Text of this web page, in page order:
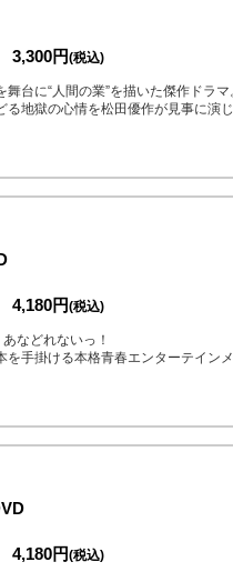
3,300円(税込)
台に“人間の業”を描いた傑作ドラマ
る地獄の心情を松田優作が見事に演じ
4,180円(税込)
などれないっ！
を手掛ける本格青春エンターテイン
4,180円(税込)